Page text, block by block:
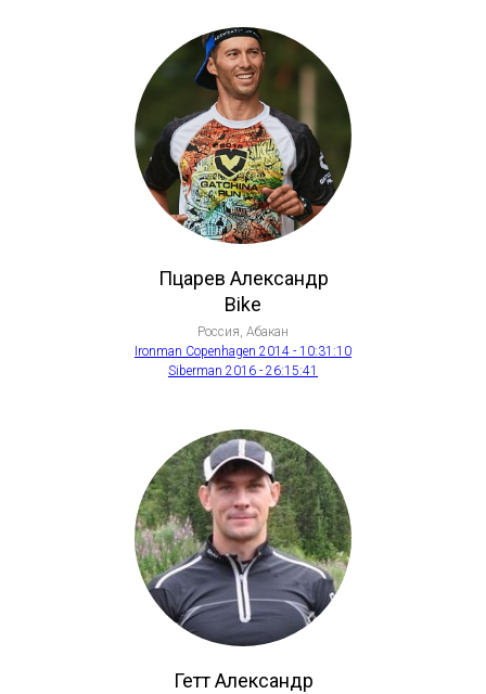
Пцарев Александр
Bike
Россия, Абакан
Ironman Copenhagen 2014 - 10:31:10
Siberman 2016 - 26:15:41
Гетт Александр